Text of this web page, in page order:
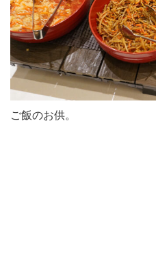
ご飯のお供。